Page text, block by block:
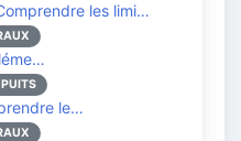
les limi…
PUITS
le…